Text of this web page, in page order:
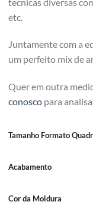
etc.
Juntamente com a
um perfeito mix de
Quer em outra
conosco para
Tamanho Formato
Acabamento
Cor da Moldura